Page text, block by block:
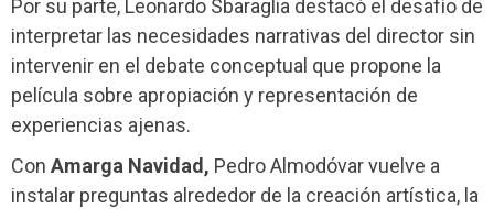
Por su parte, Leonardo Sbaraglia destacó el desafío de
interpretar las necesidades narrativas del director sin
intervenir en el debate conceptual que propone la
película sobre apropiación y representación de
experiencias ajenas.
Con Amarga Navidad, Pedro Almodóvar vuelve a
instalar preguntas alrededor de la creación artística, la